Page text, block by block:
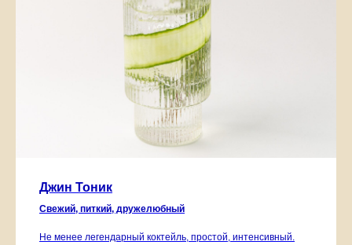
Джин Тоник
Свежий, питкий, дружелюбный
Не менее легендарный коктейль, простой, интенсивный.